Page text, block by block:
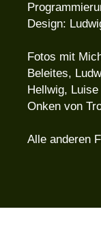
Design:
Fotos mit
Beleites,
Hellwig,
Onken von
Alle anderen